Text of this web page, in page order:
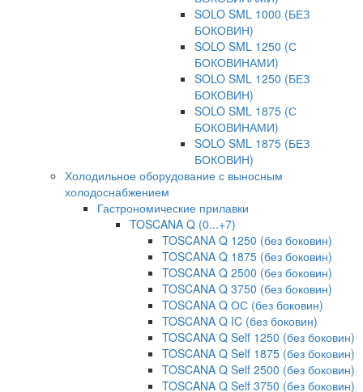
SOLO SML 1000 (БЕЗ
БОКОВИН)
SOLO SML 1250 (С
БОКОВИНАМИ)
SOLO SML 1250 (БЕЗ
БОКОВИН)
SOLO SML 1875 (С
БОКОВИНАМИ)
SOLO SML 1875 (БЕЗ
БОКОВИН)
Холодильное оборудование с выносным
холодоснабжением
Гастрономические прилавки
TOSCANA Q (0...+7)
TOSCANA Q 1250 (без боковин)
TOSCANA Q 1875 (без боковин)
TOSCANA Q 2500 (без боковин)
TOSCANA Q 3750 (без боковин)
TOSCANA Q ОС (без боковин)
TOSCANA Q IC (без боковин)
TOSCANA Q Self 1250 (без боковин)
TOSCANA Q Self 1875 (без боковин)
TOSCANA Q Self 2500 (без боковин)
TOSCANA Q Self 3750 (без боковин)